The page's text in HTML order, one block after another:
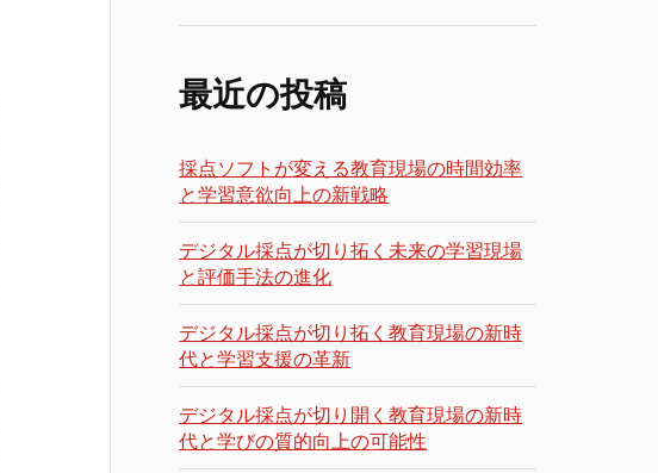
最近の投稿
採点ソフトが変える教育現場の時間効率
と学習意欲向上の新戦略
デジタル採点が切り拓く未来の学習現場
と評価手法の進化
デジタル採点が切り拓く教育現場の新時
代と学習支援の革新
デジタル採点が切り開く教育現場の新時
代と学びの質的向上の可能性